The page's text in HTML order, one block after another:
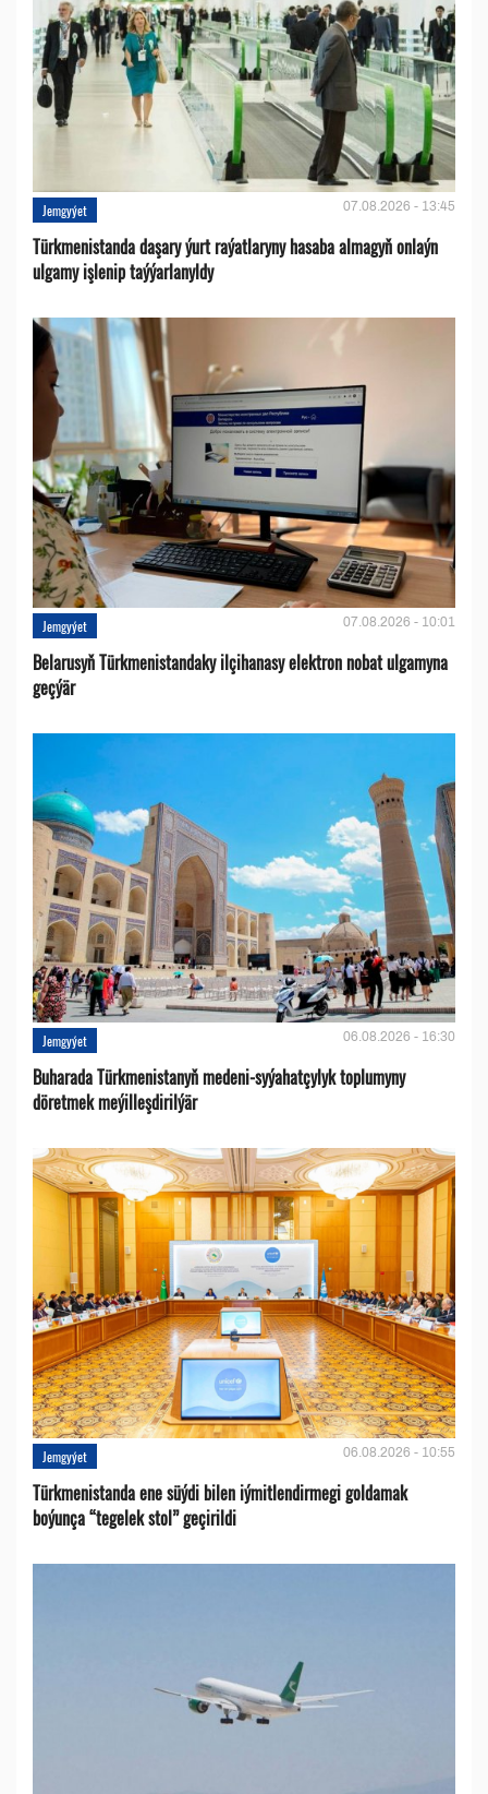
Jemgyýet 07.08.2026 - 13:45
Türkmenistanda daşary ýurt raýatlaryny hasaba almagyň onlaýn
ulgamy işlenip taýýarlanyldy
Jemgyýet 07.08.2026 - 10:01
Belarusyň Türkmenistandaky ilçihanasy elektron nobat ulgamyna
geçýär
Jemgyýet 06.08.2026 - 16:30
Buharada Türkmenistanyň medeni-syýahatçylyk toplumyny
döretmek meýilleşdirilýär
Jemgyýet 06.08.2026 - 10:55
Türkmenistanda ene süýdi bilen iýmitlendirmegi goldamak
boýunça “tegelek stol” geçirildi